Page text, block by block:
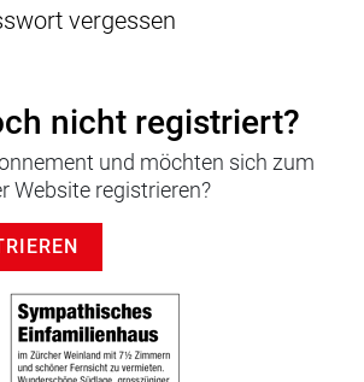
vergessen
nicht registriert?
und möchten sich zum
Website registrieren?